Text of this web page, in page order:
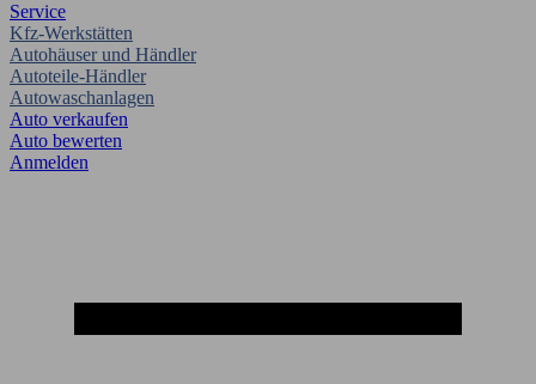
Service
Kfz-Werkstätten
Autohäuser und Händler
Autoteile-Händler
Autowaschanlagen
Auto verkaufen
Auto bewerten
Anmelden